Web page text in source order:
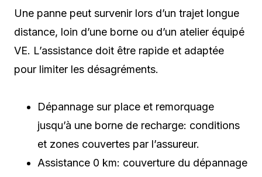
Une panne peut survenir lors d’un trajet longue
distance, loin d’une borne ou d’un atelier équipé
VE. L’assistance doit être rapide et adaptée
pour limiter les désagréments.
Dépannage sur place et remorquage
jusqu’à une borne de recharge: conditions
et zones couvertes par l’assureur.
Assistance 0 km: couverture du dépannage